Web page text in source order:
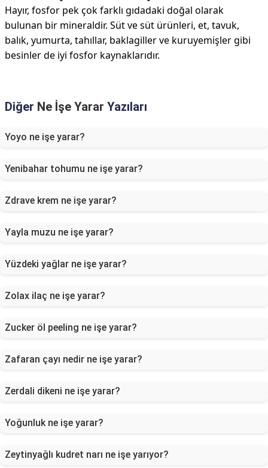
Hayır, fosfor pek çok farklı gıdadaki doğal olarak
bulunan bir mineraldir. Süt ve süt ürünleri, et, tavuk,
balık, yumurta, tahıllar, baklagiller ve kuruyemişler gibi
besinler de iyi fosfor kaynaklarıdır.
Diğer Ne İşe Yarar Yazıları
Yoyo ne işe yarar?
Yenibahar tohumu ne işe yarar?
Zdrave krem ne işe yarar?
Yayla muzu ne işe yarar?
Yüzdeki yağlar ne işe yarar?
Zolax ilaç ne işe yarar?
Zucker öl peeling ne işe yarar?
Zafaran çayı nedir ne işe yarar?
Zerdali dikeni ne işe yarar?
Yoğunluk ne işe yarar?
Zeytinyağlı kudret narı ne işe yarıyor?